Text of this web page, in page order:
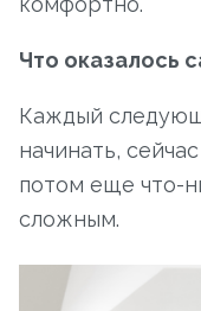
Что оказалось
Каждый
начинать,
потом еще что-
сложным.